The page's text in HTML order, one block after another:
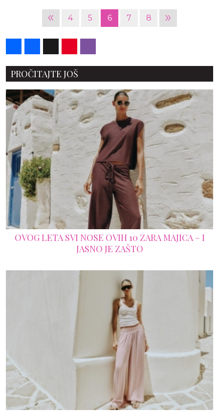
« 4 5 6 7 8 »
PROČITAJTE JOŠ
OVOG LETA SVI NOSE OVIH 10 ZARA MAJICA – I
JASNO JE ZAŠTO